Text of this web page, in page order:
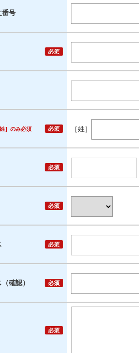
番号
］のみ必須 ［姓］
確認）